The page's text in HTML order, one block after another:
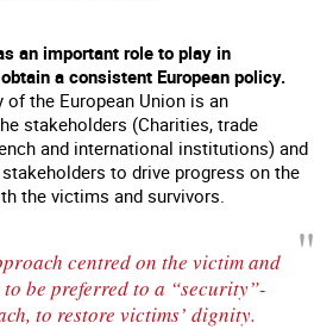
an important role to play in
a consistent European policy.
of the European Union is an
stakeholders (Charities, trade
and international institutions) and
to drive progress on the
the victims and survivors.
centred on the victim and
be preferred to a “security”-
to restore victims’ dignity.